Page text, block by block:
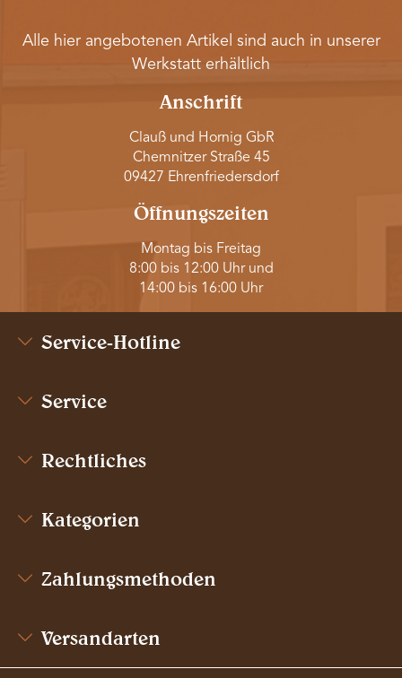
Alle hier angebotenen Artikel sind auch in unserer
Werkstatt erhältlich
Anschrift
Clauß und Hornig GbR
Chemnitzer Straße 45
09427 Ehrenfriedersdorf
Öffnungszeiten
Montag bis Freitag
8:00 bis 12:00 Uhr und
14:00 bis 16:00 Uhr
Service-Hotline
Service
Rechtliches
Kategorien
Zahlungsmethoden
Versandarten